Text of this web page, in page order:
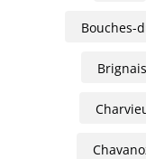
Bouches-
Brignais